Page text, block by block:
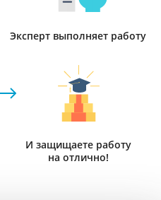
Эксперт выполняет работу
И защищаете работу
на отлично!